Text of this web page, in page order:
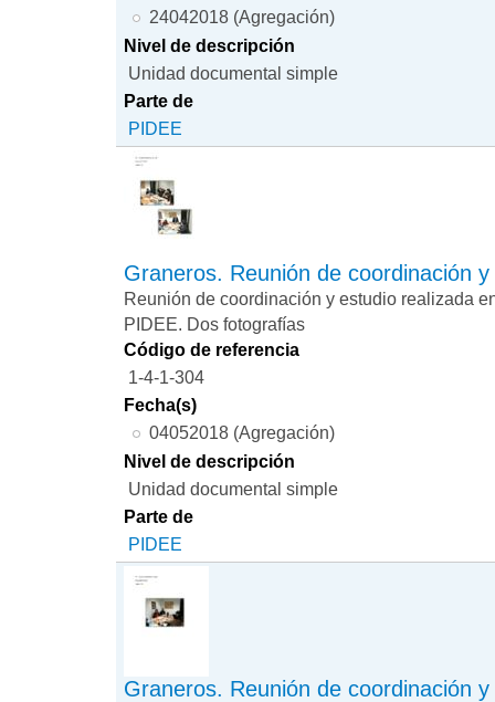
24042018 (Agregación)
Nivel de descripción
Unidad documental simple
Parte de
PIDEE
Graneros. Reunión de coordinación
Reunión de coordinación y estudio realizada
PIDEE. Dos fotografías
Código de referencia
1-4-1-304
Fecha(s)
04052018 (Agregación)
Nivel de descripción
Unidad documental simple
Parte de
PIDEE
Graneros. Reunión de coordinación